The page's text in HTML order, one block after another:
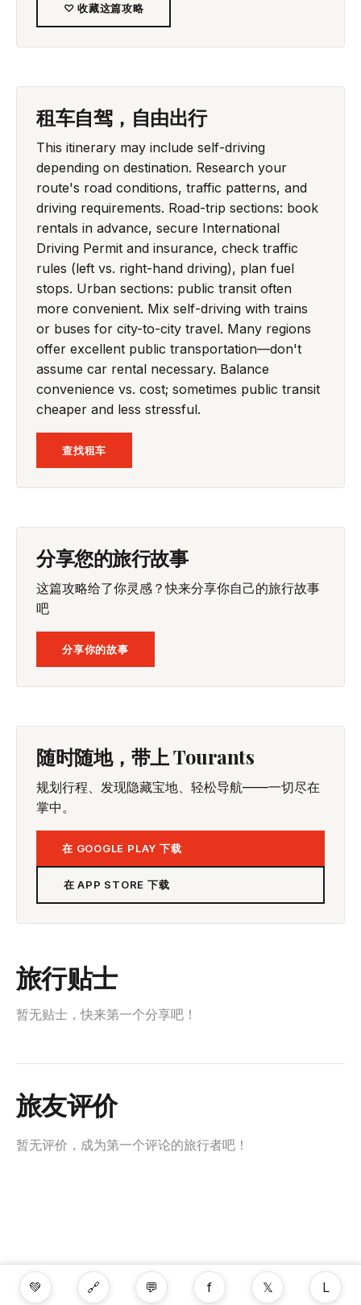
♡ 收藏这篇攻略
租车自驾，自由出行
This itinerary may include self-driving
depending on destination. Research your
route's road conditions, traffic patterns, and
driving requirements. Road-trip sections: book
rentals in advance, secure International
Driving Permit and insurance, check traffic
rules (left vs. right-hand driving), plan fuel
stops. Urban sections: public transit often
more convenient. Mix self-driving with trains
or buses for city-to-city travel. Many regions
offer excellent public transportation—don't
assume car rental necessary. Balance
convenience vs. cost; sometimes public transit
cheaper and less stressful.
查找租车
分享您的旅行故事
这篇攻略给了你灵感？快来分享你自己的旅行故事
吧
分享你的故事
随时随地，带上 Tourants
规划行程、发现隐藏宝地、轻松导航——一切尽在
掌中。
在 GOOGLE PLAY 下载
在 APP STORE 下载
旅行贴士
暂无贴士，快来第一个分享吧！
旅友评价
暂无评价，成为第一个评论的旅行者吧！
💚 🔗 💬 f 𝕏 L